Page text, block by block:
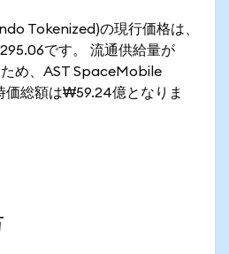
Tokenized)の現行価格は、
です。 流通供給量が
め、AST SpaceMobile
総額は₩59.24億となりま